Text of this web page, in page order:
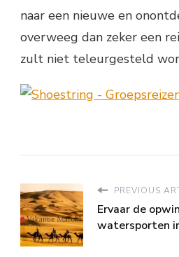
naar een nieuwe en
overweeg dan zeker een
zult niet teleurgesteld
PREVIOUS
Ervaar de
watersporten